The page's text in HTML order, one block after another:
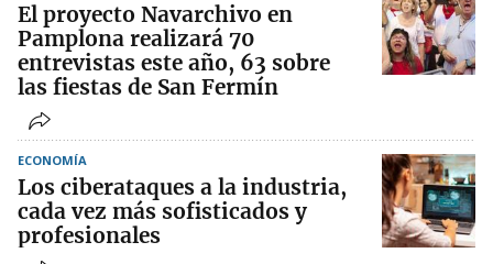
El proyecto Navarchivo en
Pamplona realizará 70
entrevistas este año, 63 sobre
las fiestas de San Fermín
ECONOMÍA
Los ciberataques a la industria,
cada vez más sofisticados y
profesionales